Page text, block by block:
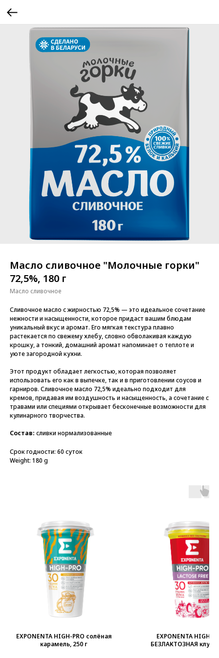
Масло сливочное "Молочные горки"
72,5%, 180 г
Масло сливочное
Сливочное масло с жирностью 72,5% — это идеальное сочетание
нежности и насыщенности, которое придаст вашим блюдам
уникальный вкус и аромат. Его мягкая текстура плавно
растекается по свежему хлебу, словно обволакивая каждую
крошку, а тонкий, домашний аромат напоминает о теплоте и
уюте загородной кухни.
Этот продукт обладает легкостью, которая позволяет
использовать его как в выпечке, так и в приготовлении соусов и
гарниров. Сливочное масло 72,5% идеально подходит для
кремов, придавая им воздушность и насыщенность, а сочетание с
травами или специями открывает бесконечные возможности для
кулинарного творчества.
Состав: сливки нормализованные
Срок годности: 60 суток
Weight: 180 g
EXPONENTA HIGH-PRO солёная
карамель, 250 г
EXPONENTA HIGH-
БЕЗЛАКТОЗНАЯ